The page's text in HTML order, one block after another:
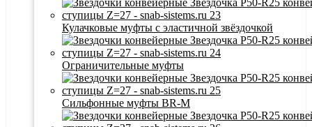
Кулачковые муфты с эластичной звёздочкой
Ограничительные муфты
Сильфонные муфты BR-M